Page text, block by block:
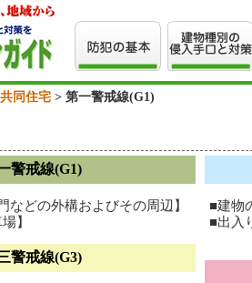
共同住宅> 第一警戒線(G1)
警戒線(G1)
などの外構およびその周辺】
】
警戒線(G3)
■建物
■出入